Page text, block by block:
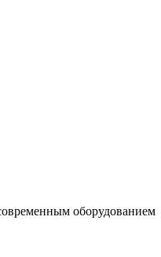
оборудованием